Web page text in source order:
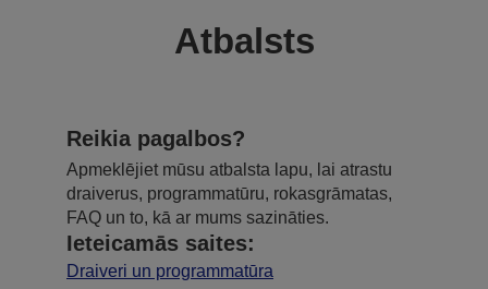
Atbalsts
Reikia pagalbos?
Apmeklējiet mūsu atbalsta lapu, lai atrastu
draiverus, programmatūru, rokasgrāmatas,
FAQ un to, kā ar mums sazināties.
Ieteicamās saites:
Draiveri un programmatūra